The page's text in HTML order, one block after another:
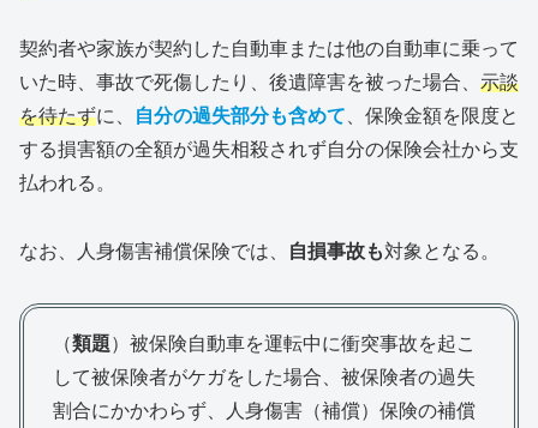
契約者や家族が契約した自動車または他の自動車に乗って
いた時、事故で死傷したり、後遺障害を被った場合、 示談
を待たずに、 自分の過失部分も含めて 、保険金額を限度と
する損害額の全額が過失相殺されず自分の保険会社から支
払われる。
なお、人身傷害補償保険では、 自損事故も対象となる。
（類題）被保険自動車を運転中に衝突事故を起こ
して被保険者がケガをした場合、被保険者の過失
割合にかかわらず、人身傷害（補償）保険の補償